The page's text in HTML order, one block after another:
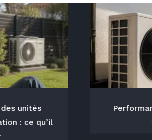
unités
: ce qu’il